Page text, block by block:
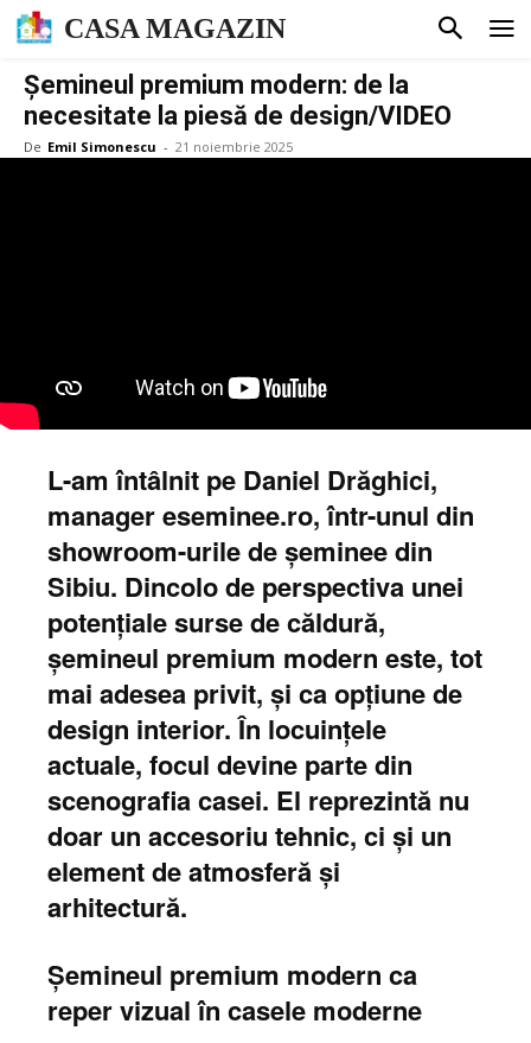
CASA MAGAZIN
Șemineul premium modern: de la
necesitate la piesă de design/VIDEO
De Emil Simonescu - 21 noiembrie 2025
L-am întâlnit pe Daniel Drăghici,
manager eseminee.ro, într-unul din
showroom-urile de șeminee din
Sibiu. Dincolo de perspectiva unei
potențiale surse de căldură,
șemineul premium modern este, tot
mai adesea privit, și ca opțiune de
design interior. În locuințele
actuale, focul devine parte din
scenografia casei. El reprezintă nu
doar un accesoriu tehnic, ci și un
element de atmosferă și
arhitectură.
Șemineul premium modern ca
reper vizual în casele moderne